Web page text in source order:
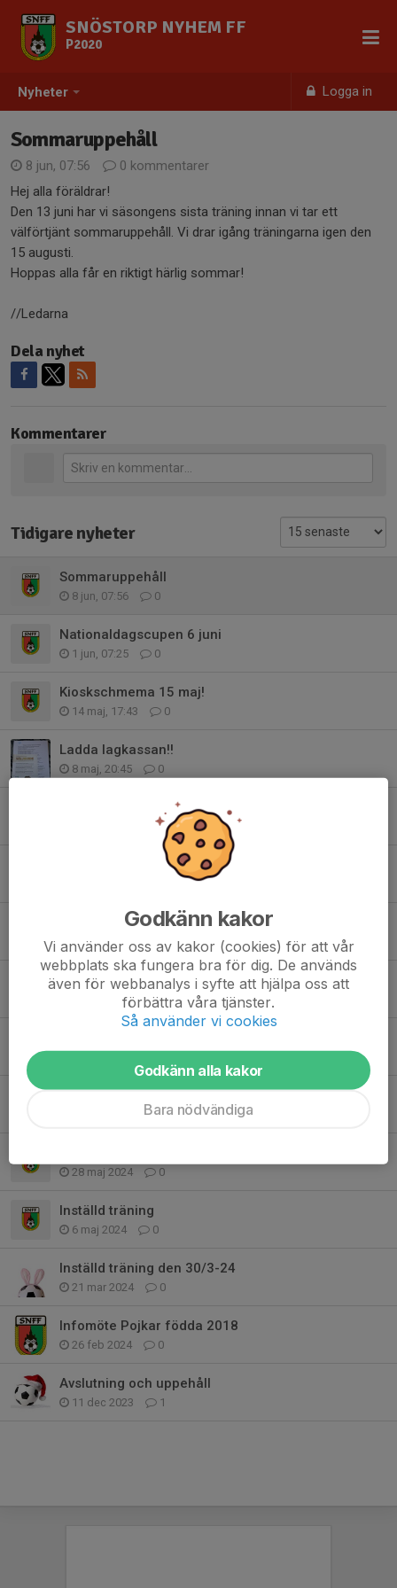
Nyheter Logga in
SNÖSTORP NYHEM FF
P2020
Sommaruppehåll
8 jun, 07:56
0 kommentarer
Hej alla föräldrar!
Den 13 juni har vi säsongens sista träning innan vi tar ett
välförtjänt sommaruppehåll. Vi drar igång träningarna igen den
15 augusti.
Hoppas alla får en riktigt härlig sommar!
//Ledarna
Dela nyhet
Kommentarer
Tidigare nyheter
Sommaruppehåll
8 jun, 07:56 0
Nationaldagscupen 6 juni
1 jun, 07:25 0
Kioskschmema 15 maj!
14 maj, 17:43 0
Ladda lagkassan!!
8 maj, 20:45 0
0
Sommaruppehåll
Lördag 31/6
28 maj 2025 0
Utprovning "knattepaket"
9 maj 2025 0
Sammanställning från informations mötet
0
28 maj 2024 0
Inställd träning
6 maj 2024 0
Inställd träning den 30/3-24
21 mar 2024 0
Infomöte Pojkar födda 2018
26 feb 2024 0
Avslutning och uppehåll
11 dec 2023 1
Godkänn kakor
Vi använder oss av kakor (cookies) för att vår
webbplats ska fungera bra för dig. De används
även för webbanalys i syfte att hjälpa oss att
förbättra våra tjänster.
Så använder vi cookies
Godkänn alla kakor
Bara nödvändiga